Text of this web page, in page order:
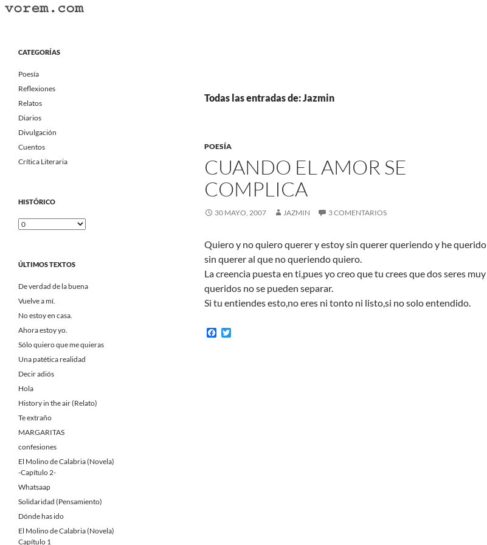
Saltar
Todas las entradas de: Jazmin
POESÍA
CUANDO EL AMOR SE
COMPLICA
30 MAYO, 2007 JAZMIN 3 COMENTARIOS
Quiero y no quiero querer y estoy sin querer queriendo y he querido
sin querer al que no queriendo quiero.
La creencia puesta en ti,pues yo creo que tu crees que dos seres muy
queridos no se pueden separar.
Si tu entiendes esto,no eres ni tonto ni listo,si no solo entendido.
F
Portal Literario Independiente
CATEGORÍAS
Poesía
Reflexiones
Relatos
Diarios
Divulgación
Cuentos
Crítica Literaria
HISTÓRICO
Histórico
ÚLTIMOS TEXTOS
De verdad de la buena
Vuelve a mí.
No estoy en casa.
Ahora estoy yo.
Sólo quiero que me quieras
Una patética realidad
Decir adiós
Hola
History in the air (Relato)
Te extraño
MARGARITAS
confesiones
El Molino de Calabria (Novela)
-Capítulo 2-
Whatsaap
Solidaridad (Pensamiento)
Dónde has ido
El Molino de Calabria (Novela)
Capítulo 1